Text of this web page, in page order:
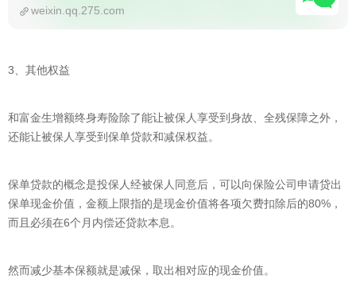
weixin.qq.275.com
3、其他权益
和富金生增额终身寿险除了能让被保人享受到身故、全残保障之外，
还能让被保人享受到保单贷款和减保权益。
保单贷款的概念是投保人经被保人同意后，可以向保险公司申请贷出
保单现金价值，金额上限指的是现金价值将各项欠费扣除后的80%，
而且必须在6个月内偿还贷款本息。
然而减少基本保额就是减保，取出相对应的现金价值。